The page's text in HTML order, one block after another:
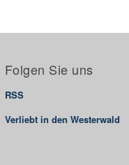
Folgen Sie uns
RSS
Verliebt in den Westerwald